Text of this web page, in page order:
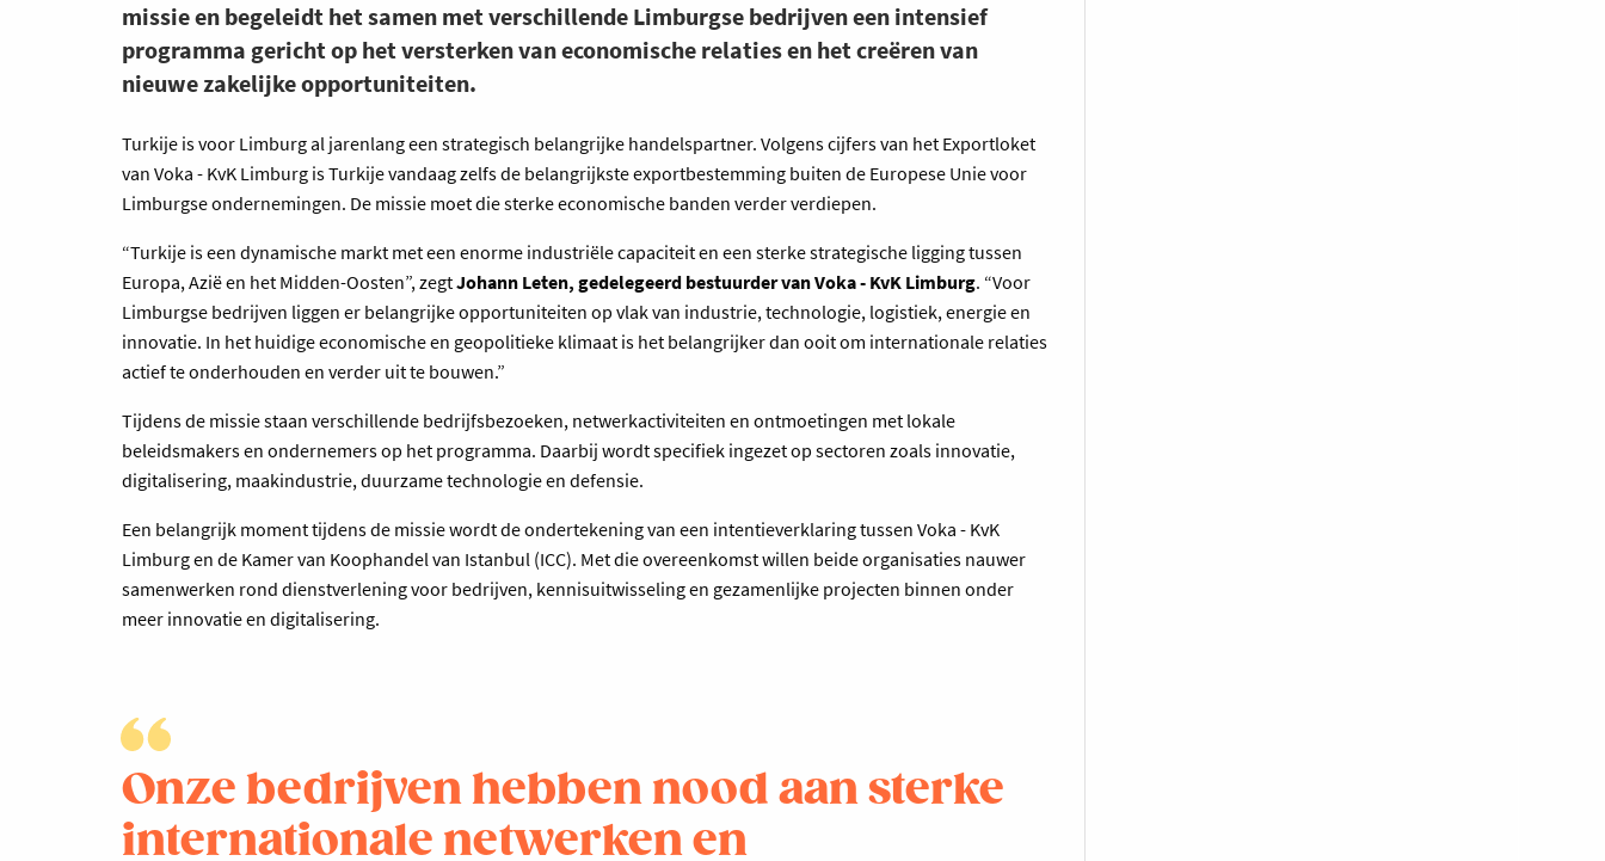
missie en begeleidt het samen met verschillende Limburgse bedrijven een intensief
programma gericht op het versterken van economische relaties en het creëren van
nieuwe zakelijke opportuniteiten.
Turkije is voor Limburg al jarenlang een strategisch belangrijke handelspartner. Volgens cijfers van het Exportloket
van Voka - KvK Limburg is Turkije vandaag zelfs de belangrijkste exportbestemming buiten de Europese Unie voor
Limburgse ondernemingen. De missie moet die sterke economische banden verder verdiepen.
“Turkije is een dynamische markt met een enorme industriële capaciteit en een sterke strategische ligging tussen
Europa, Azië en het Midden-Oosten”, zegtJohann Leten, gedelegeerd bestuurder van Voka - KvK Limburg. “Voor
Limburgse bedrijven liggen er belangrijke opportuniteiten op vlak van industrie, technologie, logistiek, energie en
innovatie. In het huidige economische en geopolitieke klimaat is het belangrijker dan ooit om internationale relaties
actief te onderhouden en verder uit te bouwen.”
Tijdens de missie staan verschillende bedrijfsbezoeken, netwerkactiviteiten en ontmoetingen met lokale
beleidsmakers en ondernemers op het programma. Daarbij wordt specifiek ingezet op sectoren zoals innovatie,
digitalisering, maakindustrie, duurzame technologie en defensie.
Een belangrijk moment tijdens de missie wordt de ondertekening van een intentieverklaring tussen Voka - KvK
Limburg en de Kamer van Koophandel van Istanbul (ICC). Met die overeenkomst willen beide organisaties nauwer
samenwerken rond dienstverlening voor bedrijven, kennisuitwisseling en gezamenlijke projecten binnen onder
meer innovatie en digitalisering.
Onze bedrijven hebben nood aan sterke
internationale netwerken en